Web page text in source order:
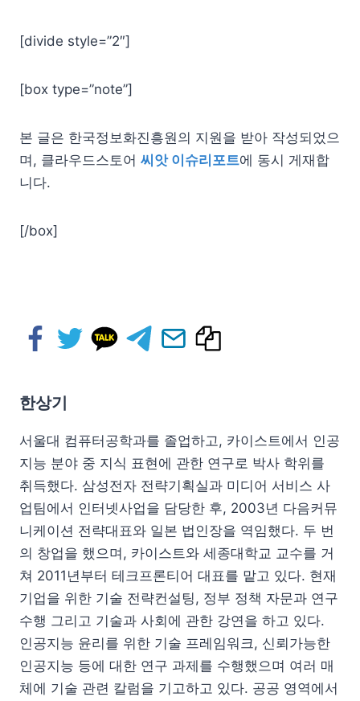
[divide style=”2″]
[box type=”note”]
본 글은 한국정보화진흥원의 지원을 받아 작성되었으
며, 클라우드스토어 씨앗 이슈리포트에 동시 게재합
니다.
[/box]
한상기
서울대 컴퓨터공학과를 졸업하고, 카이스트에서 인공
지능 분야 중 지식 표현에 관한 연구로 박사 학위를
취득했다. 삼성전자 전략기획실과 미디어 서비스 사
업팀에서 인터넷사업을 담당한 후, 2003년 다음커뮤
니케이션 전략대표와 일본 법인장을 역임했다. 두 번
의 창업을 했으며, 카이스트와 세종대학교 교수를 거
쳐 2011년부터 테크프론티어 대표를 맡고 있다. 현재
기업을 위한 기술 전략컨설팅, 정부 정책 자문과 연구
수행 그리고 기술과 사회에 관한 강연을 하고 있다.
인공지능 윤리를 위한 기술 프레임워크, 신뢰가능한
인공지능 등에 대한 연구 과제를 수행했으며 여러 매
체에 기술 관련 칼럼을 기고하고 있다. 공공 영역에서